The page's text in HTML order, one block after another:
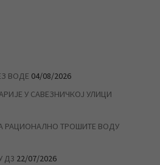
ВОДЕ 04/08/2026
У САВЕЗНИЧКОЈ УЛИЦИ
РАЦИОНАЛНО ТРОШИТЕ ВОДУ
Д3 22/07/2026